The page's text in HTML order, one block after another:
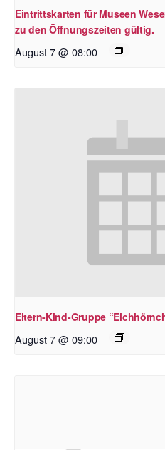
Eintrittskarten für Museen
zu den Öffnungszeiten gültig.
August 7 @ 08:00
Eltern-Kind-Gruppe
August 7 @ 09:00